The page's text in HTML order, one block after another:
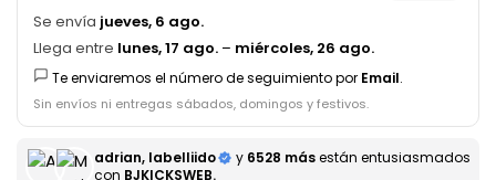
Se envía jueves, 6 ago.
Llega entre lunes, 17 ago. – miércoles, 26 ago.
Te enviaremos el número de seguimiento por Email.
Sin envíos ni entregas sábados, domingos y festivos.
adrian, labelliido y 6528 másestán entusiasmados
con BJKICKSWEB.